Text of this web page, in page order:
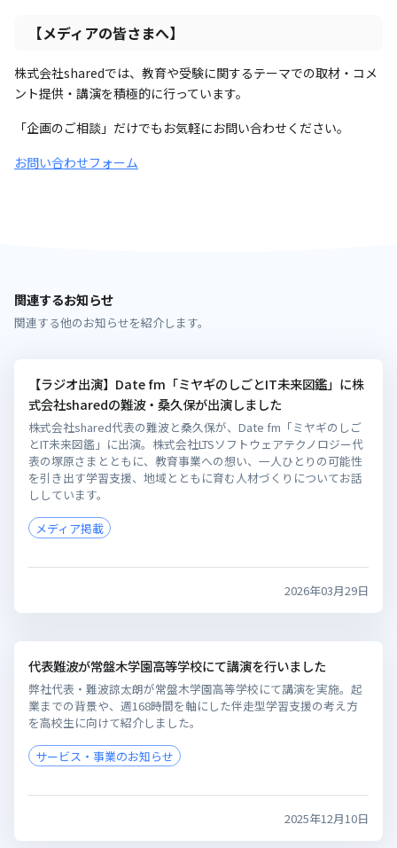
【メディアの皆さまへ】
株式会社sharedでは、教育や受験に関するテーマでの取材・コメ
ント提供・講演を積極的に行っています。
「企画のご相談」だけでもお気軽にお問い合わせください。
お問い合わせフォーム
関連するお知らせ
関連する他のお知らせを紹介します。
【ラジオ出演】Date fm「ミヤギのしごとIT未来図鑑」に株
式会社sharedの難波・桑久保が出演しました
株式会社shared代表の難波と桑久保が、Date fm「ミヤギのしご
とIT未来図鑑」に出演。株式会社LTSソフトウェアテクノロジー代
表の塚原さまとともに、教育事業への想い、一人ひとりの可能性
を引き出す学習支援、地域とともに育む人材づくりについてお話
ししています。
メディア掲載
2026年03月29日
代表難波が常盤木学園高等学校にて講演を行いました
弊社代表・難波諒太朗が常盤木学園高等学校にて講演を実施。起
業までの背景や、週168時間を軸にした伴走型学習支援の考え方
を高校生に向けて紹介しました。
サービス・事業のお知らせ
2025年12月10日